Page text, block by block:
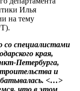
Илья
на тему
специалистами
края,
Петербурга,
и
<…>
что в этом